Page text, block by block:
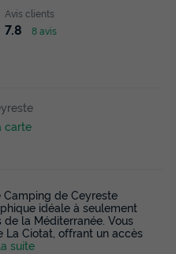
Avis clients
7.8 8 avis
carte
de Ceyreste
idéale à seulement
la Méditerranée. Vous
La Ciotat, offrant un accès
suite